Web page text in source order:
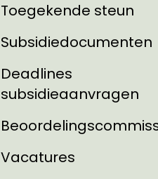
Toegekende steun
Subsidiedocumenten
Deadlines
subsidieaanvragen
Vacatures